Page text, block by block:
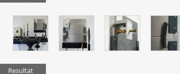
Resultat